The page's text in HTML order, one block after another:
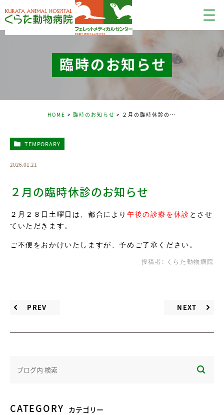
臨時のお知らせ
HOME 臨時のお知らせ ２月の臨時休診のお知らせ
TEMPORARY
2026.01.21
２月の臨時休診のお知らせ
２月２８日土曜日は、都合により 午後の診療を休診 とさせ
ていただきます。
ご不便をおかけいたしますが、予めご了承ください。
投稿者: くらた動物病院
PREV NEXT
CATEGORY カテゴリー